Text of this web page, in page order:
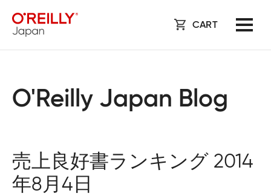
CART
O'Reilly Japan Blog
売上良好書ランキング 2014
年8月4日